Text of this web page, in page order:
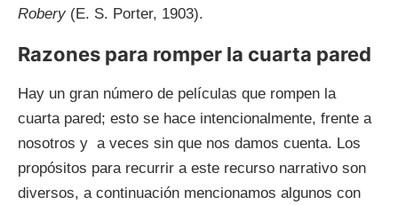
Robery (E. S. Porter, 1903).
Razones para romper la cuarta pared
Hay un gran número de películas que rompen la
cuarta pared; esto se hace intencionalmente, frente a
nosotros y a veces sin que nos damos cuenta. Los
propósitos para recurrir a este recurso narrativo son
diversos, a continuación mencionamos algunos con